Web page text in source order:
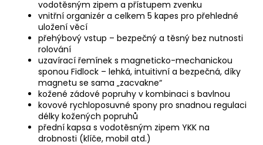
vodotěsným zipem a přístupem zvenku
vnitřní organizér a celkem 5 kapes pro přehledné
uložení věcí
přehýbový vstup – bezpečný a těsný bez nutnosti
rolování
uzavírací řemínek s magneticko-mechanickou
sponou Fidlock – lehká, intuitivní a bezpečná, díky
magnetu se sama „zacvakne“
kožené zádové popruhy v kombinaci s bavlnou
kovové rychloposuvné spony pro snadnou regulaci
délky kožených popruhů
přední kapsa s vodotěsným zipem YKK na
drobnosti (klíče, mobil atd.)